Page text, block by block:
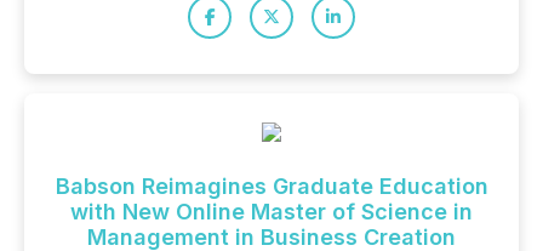
Babson Reimagines Graduate Education
with New Online Master of Science in
Management in Business Creation